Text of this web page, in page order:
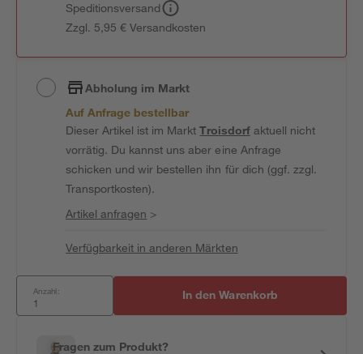
Speditionsversand
Zzgl. 5,95 € Versandkosten
Abholung im Markt
Auf Anfrage bestellbar
Dieser Artikel ist im MarktTroisdorfaktuell nicht
vorrätig. Du kannst uns aber eine Anfrage
schicken und wir bestellen ihn für dich (ggf. zzgl.
Transportkosten).
Artikel anfragen >
Verfügbarkeit in anderen Märkten
Anzahl: In den Warenkorb
Fragen zum Produkt?